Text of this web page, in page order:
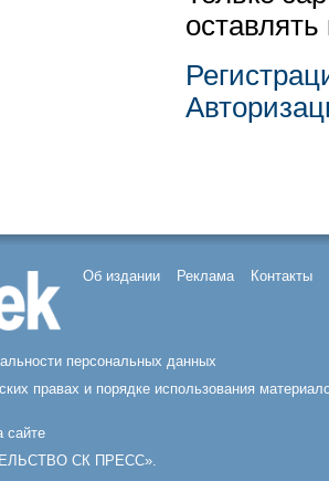
Об издании Реклама Контакты
персональных данных
правах и порядке использования
сайте
СК ПРЕСС».